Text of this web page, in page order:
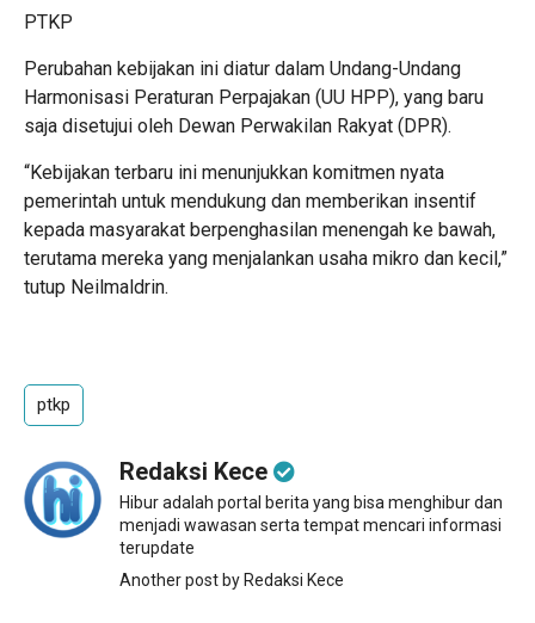
PTKP
Perubahan kebijakan ini diatur dalam Undang-Undang
Harmonisasi Peraturan Perpajakan (UU HPP), yang baru
saja disetujui oleh Dewan Perwakilan Rakyat (DPR).
“Kebijakan terbaru ini menunjukkan komitmen nyata
pemerintah untuk mendukung dan memberikan insentif
kepada masyarakat berpenghasilan menengah ke bawah,
terutama mereka yang menjalankan usaha mikro dan kecil,”
tutup Neilmaldrin.
ptkp
Redaksi Kece
Hibur adalah portal berita yang bisa menghibur dan
menjadi wawasan serta tempat mencari informasi
terupdate
Another post by Redaksi Kece